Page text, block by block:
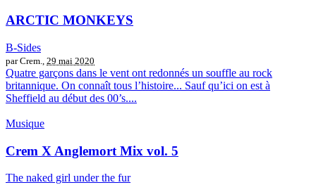
ARCTIC MONKEYS
B-Sides
par Crem., 29 mai 2020
Quatre garçons dans le vent ont redonnés un souffle au rock
britannique. On connaît tous l’histoire... Sauf qu’ici on est à
Sheffield au début des 00’s....
Musique
Crem X Anglemort Mix vol. 5
The naked girl under the fur